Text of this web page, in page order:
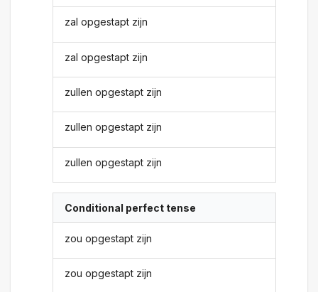
zal opgestapt zijn
zal opgestapt zijn
zullen opgestapt zijn
zullen opgestapt zijn
zullen opgestapt zijn
Conditional perfect tense
zou opgestapt zijn
zou opgestapt zijn